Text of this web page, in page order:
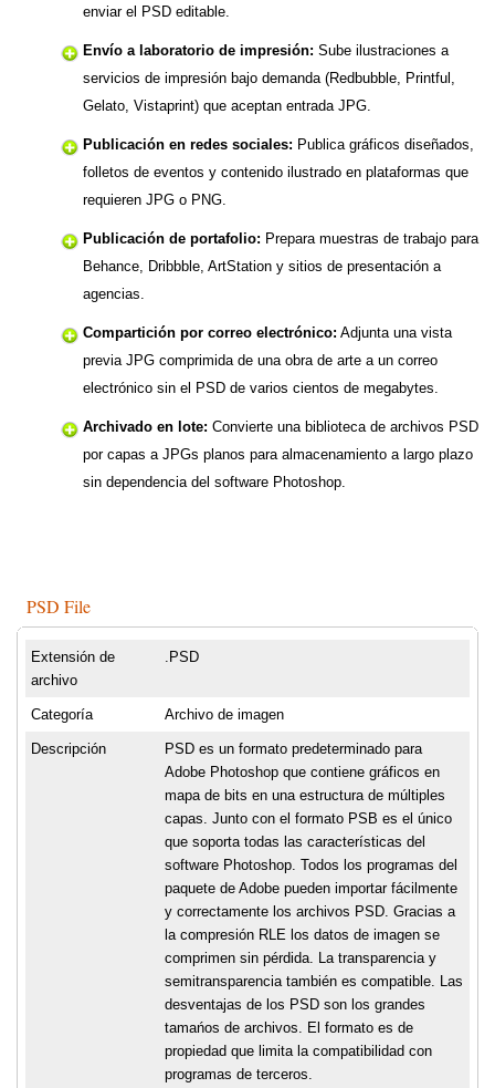
enviar el PSD editable.
Envío a laboratorio de impresión: Sube ilustraciones a
servicios de impresión bajo demanda (Redbubble, Printful,
Gelato, Vistaprint) que aceptan entrada JPG.
Publicación en redes sociales: Publica gráficos diseñados,
folletos de eventos y contenido ilustrado en plataformas que
requieren JPG o PNG.
Publicación de portafolio: Prepara muestras de trabajo para
Behance, Dribbble, ArtStation y sitios de presentación a
agencias.
Compartición por correo electrónico: Adjunta una vista
previa JPG comprimida de una obra de arte a un correo
electrónico sin el PSD de varios cientos de megabytes.
Archivado en lote: Convierte una biblioteca de archivos PSD
por capas a JPGs planos para almacenamiento a largo plazo
sin dependencia del software Photoshop.
PSD File
Extensión de
archivo
.PSD
Categoría Archivo de imagen
Descripción
PSD es un formato predeterminado para
Adobe Photoshop que contiene gráficos en
mapa de bits en una estructura de múltiples
capas. Junto con el formato PSB es el único
que soporta todas las características del
software Photoshop. Todos los programas del
paquete de Adobe pueden importar fácilmente
y correctamente los archivos PSD. Gracias a
la compresión RLE los datos de imagen se
comprimen sin pérdida. La transparencia y
semitransparencia también es compatible. Las
desventajas de los PSD son los grandes
tamańos de archivos. El formato es de
propiedad que limita la compatibilidad con
programas de terceros.